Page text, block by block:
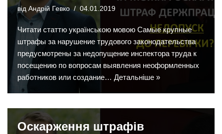
від Андрій Гевко 04.01.2019
Читати статтю українською мовою Самые крупные
штрафы за нарушение трудового законодательства
предусмотрены за недопущение инспектора труда к
посещению по вопросам выявления неоформленных
работников или создание… Детальніше »
Оскарження штрафів